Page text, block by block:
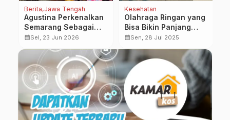
Berita Jawa Tengah
Agustina Perkenalkan
Semarang Sebagai
Daerah dengan Ragam
calendar_monthSel, 23 Jun 2026
Kesehatan
Olahraga Ringan yang
Bisa Bikin Panjang
Umur, Gak Perlu ke
calendar_monthSen, 28 Jul 2025